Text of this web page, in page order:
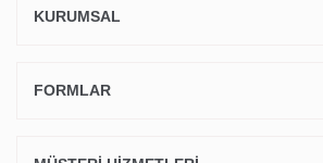
KURUMSAL
FORMLAR